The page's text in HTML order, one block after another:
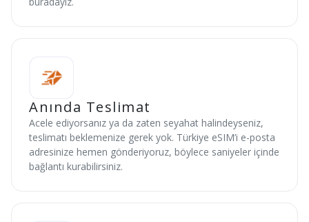
Anında Teslimat
Acele ediyorsanız ya da zaten seyahat halindeyseniz,
teslimatı beklemenize gerek yok. Türkiye eSIM’i e-posta
adresinize hemen gönderiyoruz, böylece saniyeler içinde
bağlantı kurabilirsiniz.